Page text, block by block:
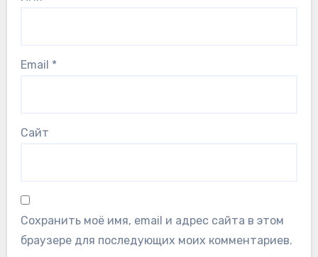
Email *
Сайт
Сохранить моё имя, email и адрес сайта в этом
браузере для последующих моих комментариев.